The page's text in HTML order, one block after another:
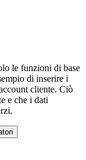
le funzioni di base
di inserire i
cliente. Ciò
e che i dati